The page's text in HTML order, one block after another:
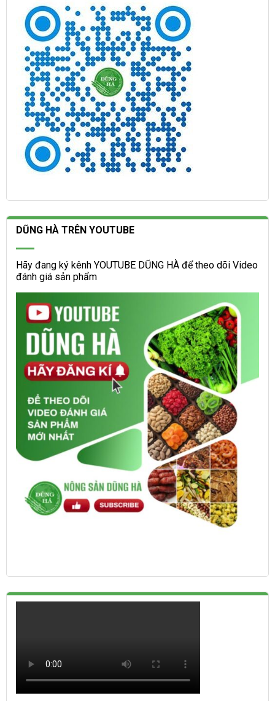
DŨNG HÀ TRÊN YOUTUBE
Hãy đang ký kênh YOUTUBE DŨNG HÀ để theo dõi Video
đánh giá sản phẩm